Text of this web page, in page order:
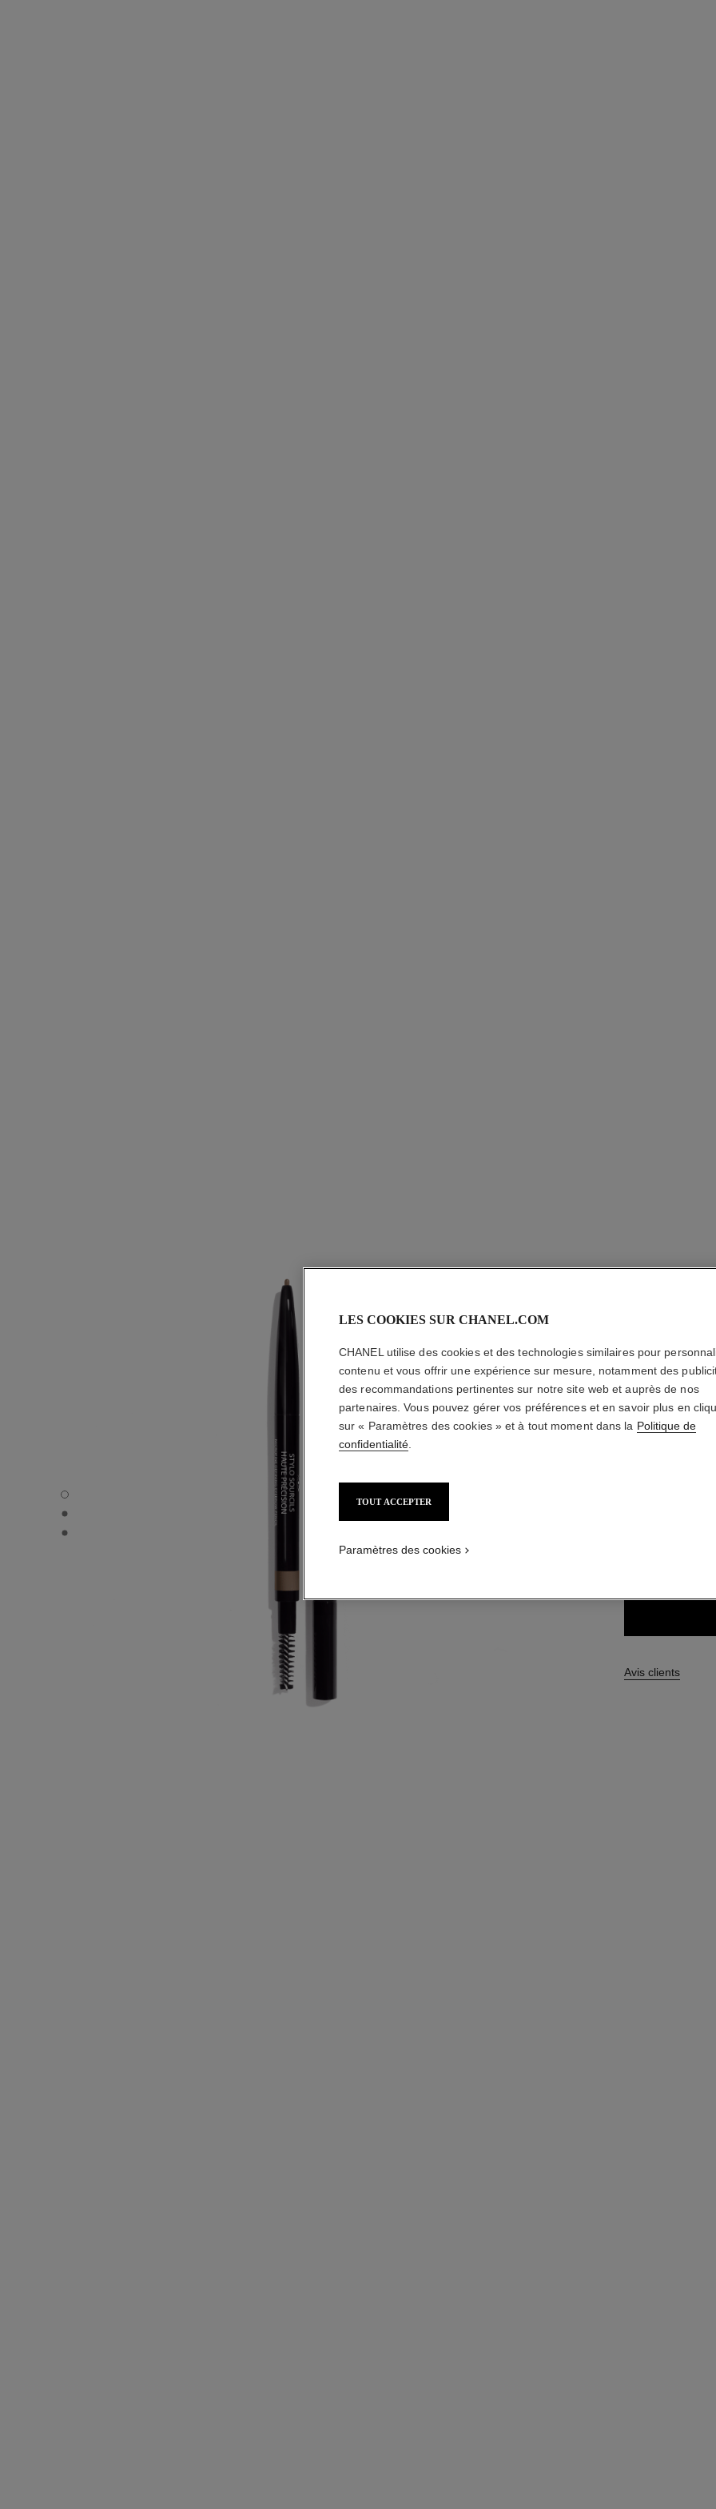
STYLO SOURCILS HAUTE PRÉCISION - Vue par défaut
STYLO SOURCILS HAUTE PRÉCISION - Vue alternative 1
STYLO SOURCILS HAUTE PRÉCISION - Vue basique texture
STYLO
Définition
En savoir plus
Réf. 191152
Avis clients
LES COOKIES SUR CHANEL.COM
CHANEL utilise des cookies et des technologies similaires pour
contenu et vous offrir une expérience sur mesure, notamment des
des recommandations pertinentes sur notre site web et auprès de nos
partenaires. Vous pouvez gérer vos préférences et en savoir plus en
sur « Paramètres des cookies » et à tout moment dans la Politique de
confidentialité
TOUT ACCEPTER
Paramètres des cookies